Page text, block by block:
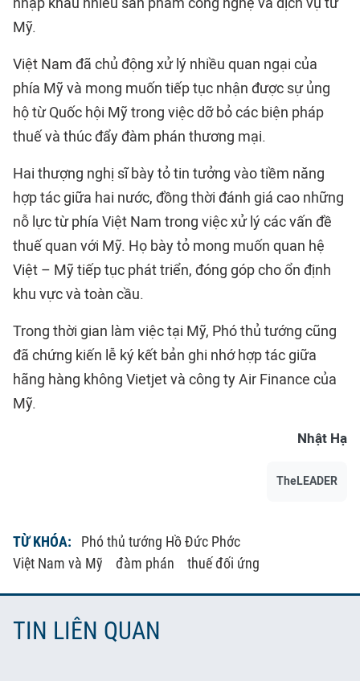
Mỹ.
Việt Nam đã chủ động xử lý nhiều quan ngại của
phía Mỹ và mong muốn tiếp tục nhận được sự ủng
hộ từ Quốc hội Mỹ trong việc dỡ bỏ các biện pháp
thuế và thúc đẩy đàm phán thương mại.
Hai thượng nghị sĩ bày tỏ tin tưởng vào tiềm năng
hợp tác giữa hai nước, đồng thời đánh giá cao những
nỗ lực từ phía Việt Nam trong việc xử lý các vấn đề
thuế quan với Mỹ. Họ bày tỏ mong muốn quan hệ
Việt – Mỹ tiếp tục phát triển, đóng góp cho ổn định
khu vực và toàn cầu.
Trong thời gian làm việc tại Mỹ, Phó thủ tướng cũng
đã chứng kiến lễ ký kết bản ghi nhớ hợp tác giữa
hãng hàng không Vietjet và công ty Air Finance của
Mỹ.
Nhật Hạ
TheLEADER
TỪ KHÓA:
Phó thủ tướng Hồ Đức Phớc
Việt Nam và Mỹ
đàm phán thuế đối ứng
TIN LIÊN QUAN